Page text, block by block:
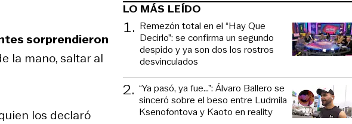
sorprendieron
la mano, saltar al
los declaró
LO MÁS LEÍDO
1. Remezón total en el “Hay Que
Decirlo”: se confirma un segundo
despido y ya son dos los rostros
desvinculados
2. “Ya pasó, ya fue...”: Álvaro Ballero se
sinceró sobre el beso entre Ludmila
Ksenofontova y Kaoto en reality